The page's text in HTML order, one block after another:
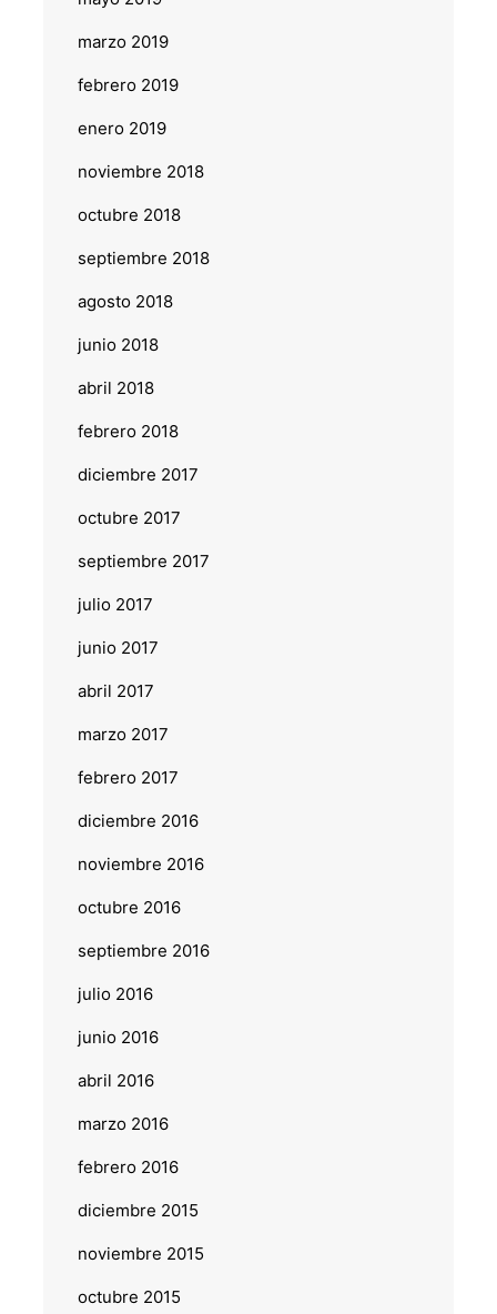
marzo 2019
febrero 2019
enero 2019
noviembre 2018
octubre 2018
septiembre 2018
agosto 2018
junio 2018
abril 2018
febrero 2018
diciembre 2017
octubre 2017
septiembre 2017
julio 2017
junio 2017
abril 2017
marzo 2017
febrero 2017
diciembre 2016
noviembre 2016
octubre 2016
septiembre 2016
julio 2016
junio 2016
abril 2016
marzo 2016
febrero 2016
diciembre 2015
noviembre 2015
octubre 2015